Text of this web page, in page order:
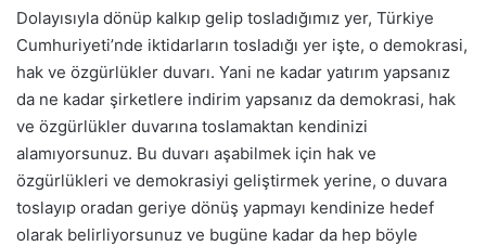
Dolayısıyla dönüp kalkıp gelip tosladığımız yer, Türkiye
Cumhuriyeti’nde iktidarların tosladığı yer işte, o demokrasi,
hak ve özgürlükler duvarı. Yani ne kadar yatırım yapsanız
da ne kadar şirketlere indirim yapsanız da demokrasi, hak
ve özgürlükler duvarına toslamaktan kendinizi
alamıyorsunuz. Bu duvarı aşabilmek için hak ve
özgürlükleri ve demokrasiyi geliştirmek yerine, o duvara
toslayıp oradan geriye dönüş yapmayı kendinize hedef
olarak belirliyorsunuz ve bugüne kadar da hep böyle